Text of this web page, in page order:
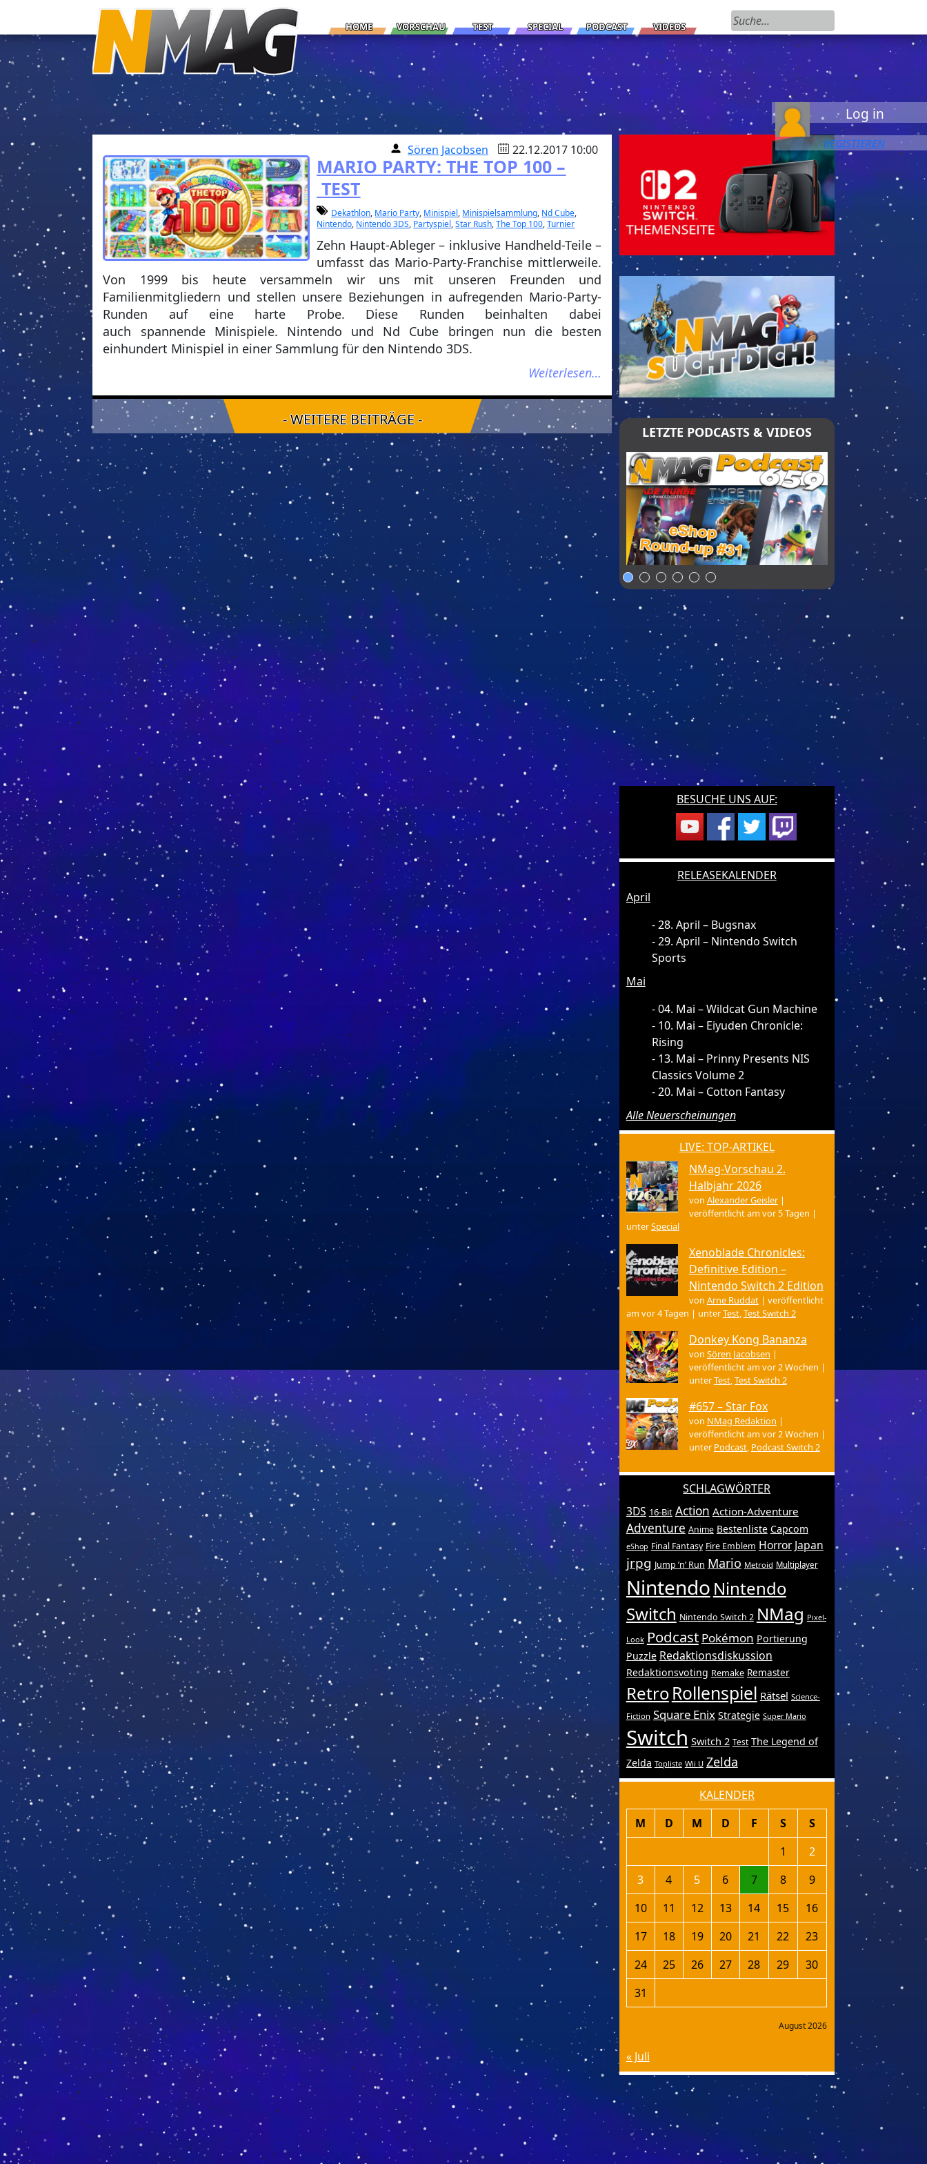
HOME VORSCHAU TEST SPECIAL PODCAST VIDEOS
Suchen nach:
Log in
REGISTIEREN
Sören Jacobsen 22.12.2017 10:00
MARIO PARTY: THE TOP 100 –
TEST
Dekathlon, Mario Party, Minispiel, Minispielsammlung, Nd Cube,
Nintendo, Nintendo 3DS, Partyspiel,Star Rush,The Top 100,Turnier
Zehn Haupt-Ableger – inklusive Handheld-Teile –
umfasst das Mario-Party-Franchise mittlerweile.
Von 1999 bis heute versammeln wir uns mit unseren Freunden und
Familienmitgliedern und stellen unsere Beziehungen in aufregenden Mario-Party-
Runden auf eine harte Probe. Diese Runden beinhalten dabei
auch spannende Minispiele. Nintendo und Nd Cube bringen nun die besten
einhundert Minispiel in einer Sammlung für den Nintendo 3DS.
Weiterlesen…
- WEITERE BEITRÄGE -
LETZTE PODCASTS & VIDEOS
BESUCHE UNS AUF:
RELEASEKALENDER
April
28. April – Bugsnax
29. April – Nintendo Switch
Sports
Mai
04. Mai – Wildcat Gun Machine
10. Mai – Eiyuden Chronicle:
Rising
13. Mai – Prinny Presents NIS
Classics Volume 2
20. Mai – Cotton Fantasy
Alle Neuerscheinungen
LIVE: TOP-ARTIKEL
NMag-Vorschau 2.
Halbjahr 2026
von Alexander Geisler|
veröffentlicht am vor 5 Tagen |
unterSpecial
Xenoblade Chronicles:
Definitive Edition –
Nintendo Switch 2 Edition
von Arne Ruddat| veröffentlicht
am vor 4 Tagen | unterTest,Test Switch 2
Donkey Kong Bananza
von Sören Jacobsen |
veröffentlicht am vor 2 Wochen |
unterTest,Test Switch 2
#657 – Star Fox
von NMag Redaktion |
veröffentlicht am vor 2 Wochen |
unter Podcast, Podcast Switch 2
SCHLAGWÖRTER
3DS 16-Bit Action Action-Adventure
Adventure Anime Bestenliste Capcom
eShop Final Fantasy Fire Emblem Horror Japan
jrpg Jump ’n’ Run Mario Metroid Multiplayer
Nintendo Nintendo
Switch Nintendo Switch 2 NMag Pixel-
Look Podcast Pokémon Portierung
Puzzle Redaktionsdiskussion
Redaktionsvoting Remake Remaster
RetroRollenspiel Rätsel Science-
Fiction Square Enix Strategie Super Mario
Switch Switch 2 Test The Legend of
Zelda Topliste Wii U Zelda
KALENDER
August 2026
M D M D F S
S
1
2
3
4 5 6 7 8
9
10
11 12 13 14 15
16
17
18 19 20 21 22
23
24
25 26 27 28 29
30
31
« Juli